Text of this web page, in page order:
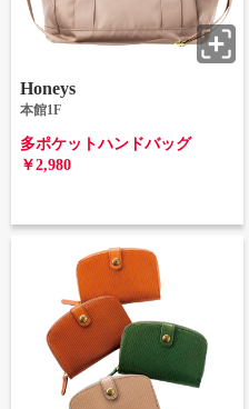
Honeys
本館1F
多ポケットハンドバッグ
￥2,980